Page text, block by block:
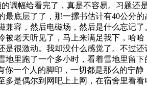
幅给看完了，真是不容易。习题还
层了了，那一摞书估计有40公分
容，然后电磁场，然后是什么忘记
老天听见了，马上来满足我下，哈哈
激动。我却没什么感觉了。不过还
里跑了一个多小时，看着雪地里留
你一个人的脚印，一切都是那么的
是偶尔到网吧上上网，在宿舍里看